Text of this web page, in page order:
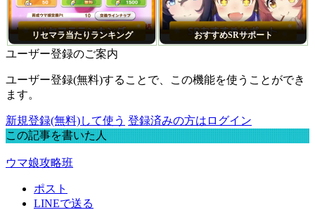
リセマラ当たりランキング おすすめSRサポート
ユーザー登録のご案内
ユーザー登録(無料)することで、この機能を使うことができ
ます。
新規登録(無料)して使う 登録済みの方はログイン
この記事を書いた人
ウマ娘攻略班
ポスト
LINEで送る